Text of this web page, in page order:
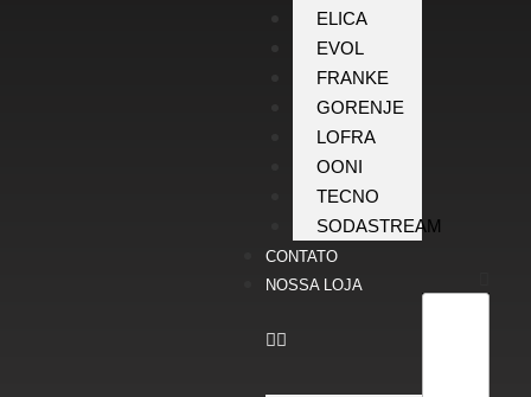
ELICA
EVOL
FRANKE
GORENJE
LOFRA
OONI
TECNO
SODASTREAM
CONTATO
NOSSA LOJA